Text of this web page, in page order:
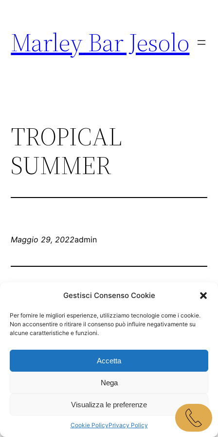
Gestisci Consenso Cookie
Per fornire le migliori esperienze, utilizziamo tecnologie come i cookie.
Non acconsentire o ritirare il consenso può influire negativamente su
alcune caratteristiche e funzioni.
Accetta
Nega
Visualizza le preferenze
Cookie PolicyPrivacy Policy
Marley Bar Jesolo
TROPICAL
SUMMER
Maggio 29, 2022admin
Marley Bar Jesolo
WordPress